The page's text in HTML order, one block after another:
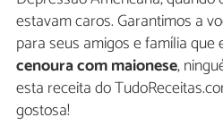
estavam caros. Garantimos a
para seus amigos e família que
cenoura com maionese,
esta receita do
gostosa!